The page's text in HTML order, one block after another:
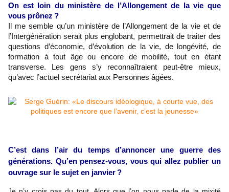
On est loin du ministère de l’Allongement de la vie que
vous prônez ?
Il me semble qu’un ministère de l’Allongement de la vie et de
l’Intergénération serait plus englobant, permettrait de traiter des
questions d’économie, d’évolution de la vie, de longévité, de
formation à tout âge ou encore de mobilité, tout en étant
transverse. Les gens s’y reconnaîtraient peut-être mieux,
qu’avec l’actuel secrétariat aux Personnes âgées.
C’est dans l’air du temps d’annoncer une guerre des
générations. Qu’en pensez-vous, vous qui allez publier un
ouvrage sur le sujet en janvier ?